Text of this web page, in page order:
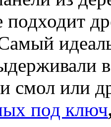
смол или
под ключ